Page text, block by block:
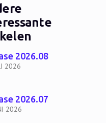
2026
2026.08
2026
2026.07